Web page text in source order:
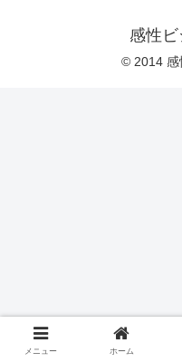
感性
© 2014 感
メニュー ホーム